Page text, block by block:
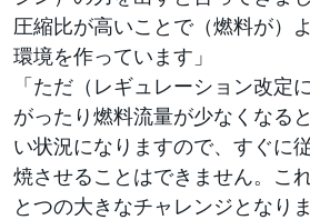
圧縮比が高いことで（燃料が）
環境を作っています」
「ただ（レギュレーション改定
がったり燃料流量が少なくなる
い状況になりますので、すぐに
焼させることはできません。こ
とつの大きなチャレンジとなりま